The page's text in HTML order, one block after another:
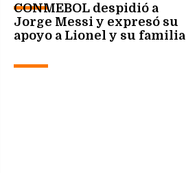
CONMEBOL despidió a
Jorge Messi y expresó su
apoyo a Lionel y su familia